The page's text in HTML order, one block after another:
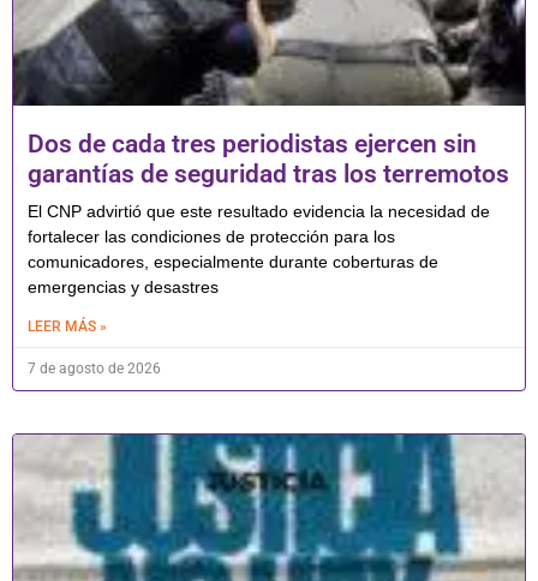
Dos de cada tres periodistas ejercen sin
garantías de seguridad tras los terremotos
El CNP advirtió que este resultado evidencia la necesidad de
fortalecer las condiciones de protección para los
comunicadores, especialmente durante coberturas de
emergencias y desastres
LEER MÁS »
7 de agosto de 2026